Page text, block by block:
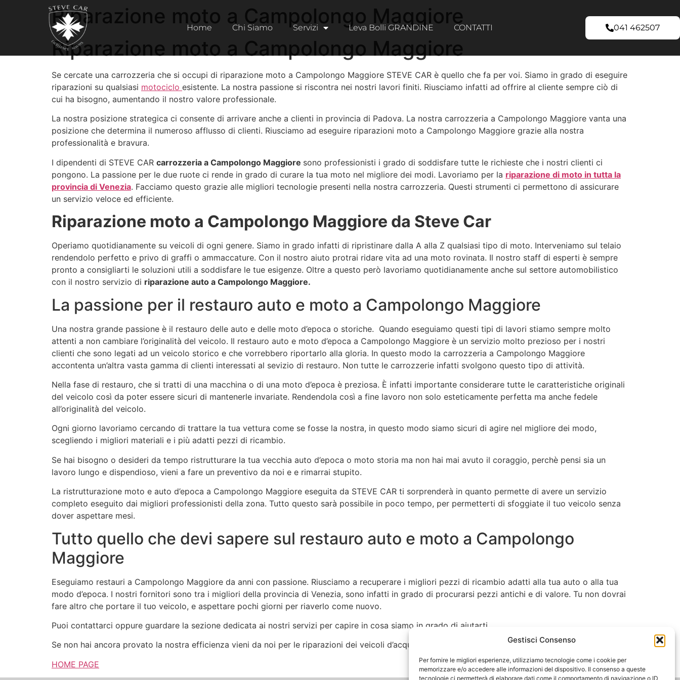
Gestisci Consenso
Per fornire le migliori esperienze, utilizziamo tecnologie come i cookie per
memorizzare e/o accedere alle informazioni del dispositivo. Il consenso a queste
tecnologie ci permetterà di elaborare dati come il comportamento di navigazione o ID
Home Chi Siamo Servizi Leva Bolli GRANDINE CONTATTI 041 462507
Riparazione moto a Campolongo Maggiore
Riparazione moto a Campolongo Maggiore
Se cercate una carrozzeria che si occupi di riparazione moto a Campolongo Maggiore STEVE CAR è quello che fa per voi. Siamo in grado di eseguire
riparazioni su qualsiasi motociclo esistente. La nostra passione si riscontra nei nostri lavori finiti. Riusciamo infatti ad offrire al cliente sempre ciò di
cui ha bisogno, aumentando il nostro valore professionale.
La nostra posizione strategica ci consente di arrivare anche a clienti in provincia di Padova. La nostra carrozzeria a Campolongo Maggiore vanta una
posizione che determina il numeroso afflusso di clienti. Riusciamo ad eseguire riparazioni moto a Campolongo Maggiore grazie alla nostra
professionalità e bravura.
I dipendenti di STEVE CAR carrozzeria a Campolongo Maggiore sono professionisti i grado di soddisfare tutte le richieste che i nostri clienti ci
pongono. La passione per le due ruote ci rende in grado di curare la tua moto nel migliore dei modi. Lavoriamo per la riparazione di moto in tutta la
provincia di Venezia. Facciamo questo grazie alle migliori tecnologie presenti nella nostra carrozzeria. Questi strumenti ci permettono di assicurare
un servizio veloce ed efficiente.
Riparazione moto a Campolongo Maggiore da Steve Car
Operiamo quotidianamente su veicoli di ogni genere. Siamo in grado infatti di ripristinare dalla A alla Z qualsiasi tipo di moto. Interveniamo sul telaio
rendendolo perfetto e privo di graffi o ammaccature. Con il nostro aiuto protrai ridare vita ad una moto rovinata. Il nostro staff di esperti è sempre
pronto a consigliarti le soluzioni utili a soddisfare le tue esigenze. Oltre a questo però lavoriamo quotidianamente anche sul settore automobilistico
con il nostro servizio di riparazione auto a Campolongo Maggiore.
La passione per il restauro auto e moto a Campolongo Maggiore
Una nostra grande passione è il restauro delle auto e delle moto d’epoca o storiche. Quando eseguiamo questi tipi di lavori stiamo sempre molto
attenti a non cambiare l’originalità del veicolo. Il restauro auto e moto d’epoca a Campolongo Maggiore è un servizio molto prezioso per i nostri
clienti che sono legati ad un veicolo storico e che vorrebbero riportarlo alla gloria. In questo modo la carrozzeria a Campolongo Maggiore
accontenta un’altra vasta gamma di clienti interessati al sevizio di restauro. Non tutte le carrozzerie infatti svolgono questo tipo di attività.
Nella fase di restauro, che si tratti di una macchina o di una moto d’epoca è preziosa. È infatti importante considerare tutte le caratteristiche originali
del veicolo così da poter essere sicuri di mantenerle invariate. Rendendola così a fine lavoro non solo esteticamente perfetta ma anche fedele
all’originalità del veicolo.
Ogni giorno lavoriamo cercando di trattare la tua vettura come se fosse la nostra, in questo modo siamo sicuri di agire nel migliore dei modo,
scegliendo i migliori materiali e i più adatti pezzi di ricambio.
Se hai bisogno o desideri da tempo ristrutturare la tua vecchia auto d’epoca o moto storia ma non hai mai avuto il coraggio, perchè pensi sia un
lavoro lungo e dispendioso, vieni a fare un preventivo da noi e e rimarrai stupito.
La ristrutturazione moto e auto d’epoca a Campolongo Maggiore eseguita da STEVE CAR ti sorprenderà in quanto permette di avere un servizio
completo eseguito dai migliori professionisti della zona. Tutto questo sarà possibile in poco tempo, per permetterti di sfoggiate il tuo veicolo senza
dover aspettare mesi.
Tutto quello che devi sapere sul restauro auto e moto a Campolongo
Maggiore
Eseguiamo restauri a Campolongo Maggiore da anni con passione. Riusciamo a recuperare i migliori pezzi di ricambio adatti alla tua auto o alla tua
modo d’epoca. I nostri fornitori sono tra i migliori della provincia di Venezia, sono infatti in grado di procurarsi pezzi antichi e di valore. Tu non dovrai
fare altro che portare il tuo veicolo, e aspettare pochi giorni per riaverlo come nuovo.
Puoi contattarci oppure guardare la sezione dedicata ai nostri servizi per capire in cosa siamo in grado di aiutarti.
Se non hai ancora provato la nostra efficienza vieni da noi per le riparazioni dei veicoli d’acqua o di terra!
HOME PAGE